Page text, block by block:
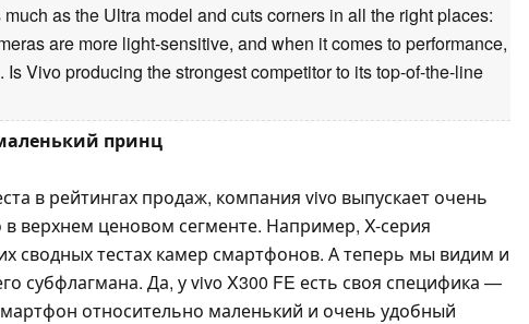
as the Ultra model and cuts corners in all the right places:
are more light-sensitive, and when it comes to performance,
Vivo producing the strongest competitor to its top-of-the-line
принц
в рейтингах продаж, компания vivo выпускает очень
верхнем ценовом сегменте. Например, X-серия
сводных тестах камер смартфонов. А теперь мы видим и
субфлагмана. Да, у vivo X300 FE есть своя специфика —
относительно маленький и очень удобный